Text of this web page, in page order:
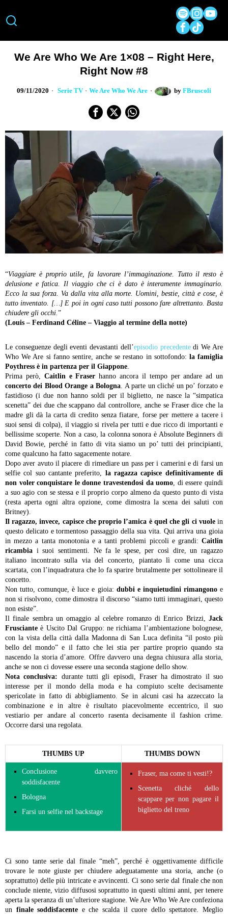
We Are Who We Are 1×08 – Right Here,
Right Now #8
09/11/2020 Serie TV · We Are Who We Are by FBruscoli
“Viaggiare è proprio utile, fa lavorare l’immaginazione. Tutto il resto è
delusione e fatica. Il viaggio che ci è dato è interamente immaginario.
Ecco la sua forza. Va dalla vita alla morte. Uomini, bestie, città e cose, è
tutto inventato. […] E poi in ogni caso tutti possono fare altrettanto. Basta
chiudere gli occhi.”
(Louis – Ferdinand Céline – Viaggio al termine della notte)
Le conseguenze degli eventi devastanti dell’episodio precedentedi We Are
Who We Are si fanno sentire, anche se restano in sottofondo: la famiglia
Poythress è in partenza per il Giappone.
Prima però, Caitlin e Fraser hanno ancora il tempo per andare ad un
concerto dei Blood Orange a Bologna. A parte un cliché un po’ forzato e
fastidioso (i due non hanno soldi per il biglietto, ne nasce la “simpatica
scenetta” dei due che scappano dal controllore, anche se Fraser dice che la
madre gli dà la carta di credito senza fiatare, forse per mettere a tacere i
suoi sensi di colpa), il viaggio si rivela per tutti e due ricco di importanti e
bellissime scoperte. Non a caso, la colonna sonora è Absolute Beginners di
David Bowie, perché in fatto di vita siamo un po’ tutti dei principianti,
come qualcuno ha fatto sagacemente notare.
Dopo aver avuto il piacere di rimediare un pass per i camerini e di farsi un
selfie col suo cantante preferito, la ragazza capisce definitivamente di
non voler conquistare le donne travestendosi da uomo, di essere quindi
a suo agio con se stessa e il proprio corpo almeno da questo punto di vista
(resta aperta ogni altra opzione, come dimostra la scena dei saluti con
Britney).
Il ragazzo, invece, capisce che proprio l’amica è quel che gli ci vuolein
questo delicato e tormentoso passaggio della sua vita. Qui arriva una gioia
in mezzo a tanta monotonia e a tanti problemi piccoli e grandi: Caitlin
ricambia i suoi sentimenti. Ne fa le spese, per così dire, un ragazzo
italiano incontrato sulla via del concerto, piantato lì come una cicca
scartata, con l’inquadratura che lo fa sparire brutalmente per sottolineare il
concetto.
Non tutto, comunque, è luce e gioia: dubbi e inquietudini rimangonoe
non si risolvono, come dimostra il discorso “siamo tutti immaginari, questo
non esiste”.
Il finale sembra un omaggio al celebre romanzo di Enrico Brizzi, Jack
Frusciante è Uscito Dal Gruppo: ne richiama l’ambientazione bolognese,
con la vista della città dalla Madonna di San Luca definita “il posto più
bello del mondo” e il fatto che lei stia per partire proprio quando sta
nascendo la storia d’amore. Offre davvero una degna chiusura alla storia,
anche se non ci dovesse essere una seconda stagione dello show.
Nota conclusiva: durante tutti gli episodi, Fraser ha dimostrato il suo
interesse per il mondo della moda e ha compiuto scelte decisamente
spericolate in fatto di abbigliamento. Se in alcuni casi ha azzeccato la
combinazione e in altre è risultato piacevolmente eccentrico, il suo
vestiario per andare al concerto rasenta decisamente il fashion crime.
Occorre darsi una regolata.
THUMBS UP THUMBS DOWN
Conclusione davvero
soddisfacente
Bologna
Farsi un selfie nel backstage
Fraser, ma come ti vesti!?
Scenetta cliché dello
scappare per non pagare il
biglietto del treno
Ci sono tante serie dal finale “meh”, perché è oggettivamente difficile
trovare le note giuste per chiudere adeguatamente una storia, anche (o
soprattutto) delle più intricate e avvincenti. Ci sono serie dal finale che non
conclude niente, vizio diffusosi soprattutto in questi ultimi anni, per tenere
aperta la speranza di un’ulteriore stagione. We Are Who We Are confeziona
un finale soddisfacente e che scalda il cuore dello spettatore. Meglio